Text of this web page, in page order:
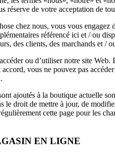
réserve de votre acceptation de
chez nous, vous vous
référencé ici et / ou
des clients, des marchands et /
ou d’utiliser notre site
vous ne pouvez pas
ajoutés à la boutique actuelle
le droit de mettre à jour, de
cette page pour les
EN LIGNE